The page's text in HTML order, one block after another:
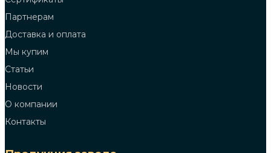
Партнерам
Доставка и оплата
Мы купим
Статьи
Новости
О компании
Контакты